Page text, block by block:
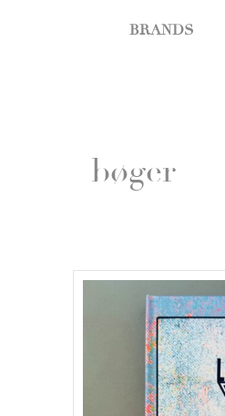
BRANDS
bøger